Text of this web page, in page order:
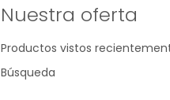
Nuestra oferta
Productos vistos
Búsqueda